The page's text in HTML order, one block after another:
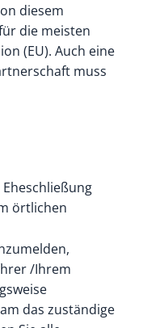
diesem
die meisten
(EU). Auch eine
muss
örtlichen
/Ihrem
das zuständige